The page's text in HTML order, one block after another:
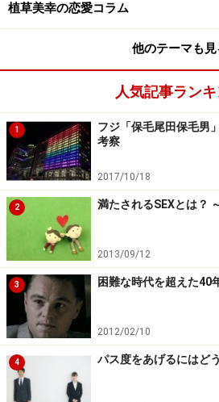
植草美幸の恋愛コラム
他のテーマも見
人気記事ラン
1
フジ「保毛尾田保毛男
考察
2017/10/18
2 満たされるSEXとは？
2013/09/12
3 困難な時代を超えた40
2012/02/10
4 パス度をあげるにはど